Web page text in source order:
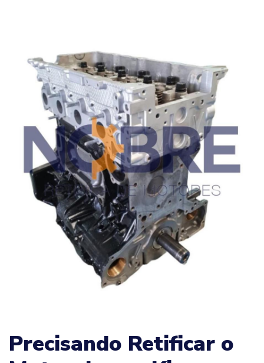
Precisando Retificar o